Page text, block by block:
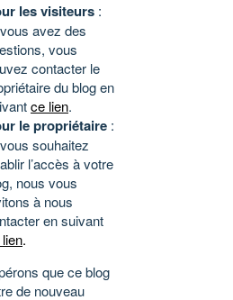
les visiteurs :
avez des
vous
contacter le
du blog en
ce lien.
le propriétaire :
souhaitez
l’accès à votre
nous vous
à nous
en suivant
.
que ce blog
de nouveau